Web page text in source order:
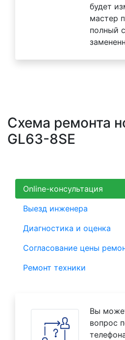
будет
мастер
полный
Схема ремонта
GL63-8SE
Online-консультация
Выезд инженера
Диагностика и оценка
Согласование цены
Ремонт техники
Вы
вопрос